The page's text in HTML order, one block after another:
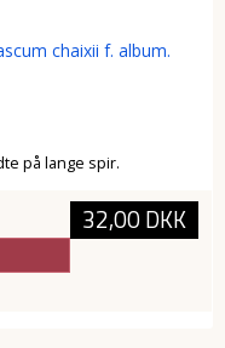
chaixii f. album.
på lange spir.
32,00 DKK